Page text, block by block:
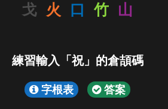
戈 火 口 竹 山
練習輸入「祝」的倉頡碼
字根表 答案